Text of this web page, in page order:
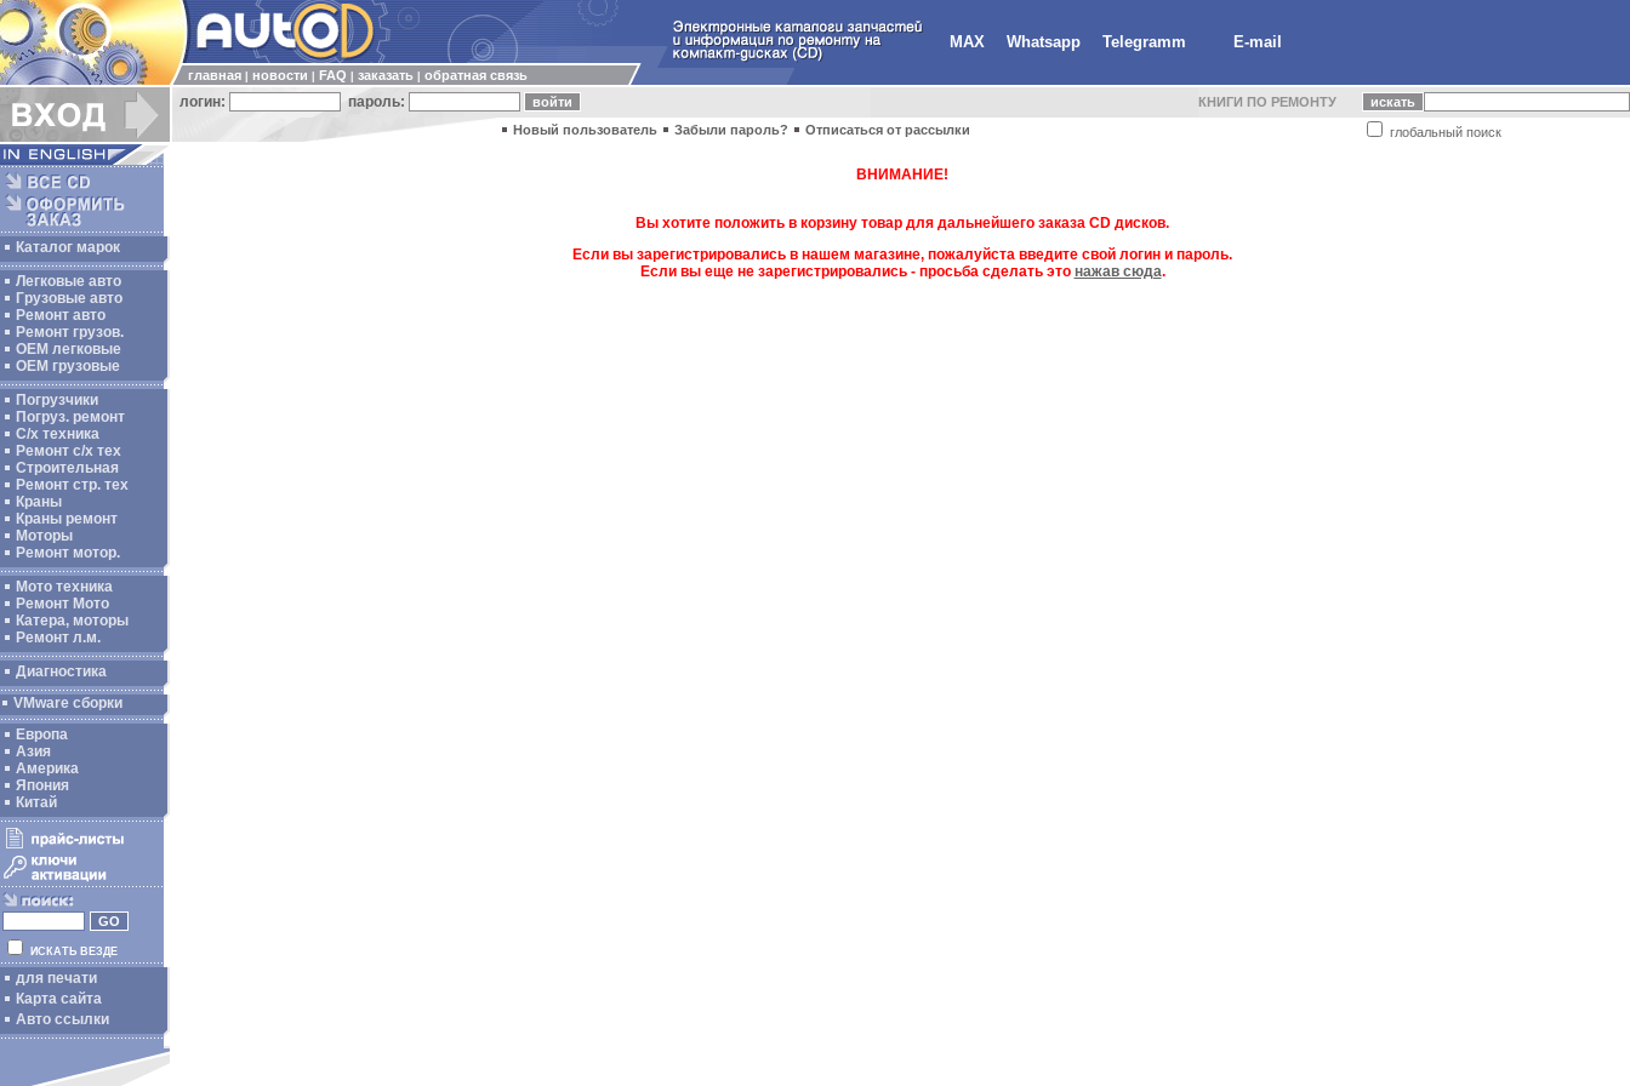
MAX Whatsapp Telegramm E-mail
главная новости FAQ заказать обратная связь
логин: пароль: КНИГИ ПО РЕМОНТУ
глобальный поиск
Новый пользователь Забыли пароль? Отписаться от рассылки
Каталог марок
Легковые авто
Грузовые авто
Ремонт авто
Ремонт грузов.
ОЕМ легковые
OEM грузовые
Погрузчики
Погруз. ремонт
С/х техника
Ремонт с/х тех
Строительная
Ремонт стр. тех
Краны
Краны ремонт
Моторы
Ремонт мотор.
Мото техника
Ремонт Мото
Катера, моторы
Ремонт л.м.
Диагностика
VMware сборки
Европа
Азия
Америка
Япония
Китай
ИСКАТЬ ВЕЗДЕ
для печати
Карта сайта
Авто ссылки
ВНИМАНИЕ!
Вы хотите положить в корзину товар для дальнейшего заказа CD дисков.
Если вы зарегистрировались в нашем магазине, пожалуйста введите свой логин и пароль.
Если вы еще не зарегистрировались - просьба сделать это нажав сюда.